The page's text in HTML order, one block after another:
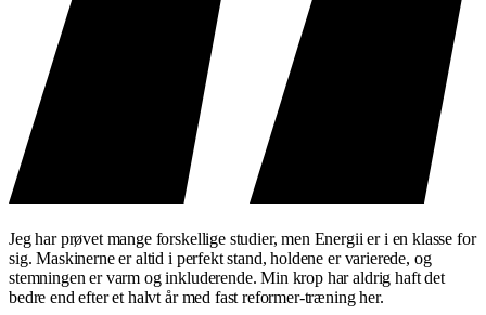
Jeg har prøvet mange forskellige studier, men Energii er i en klasse for
sig. Maskinerne er altid i perfekt stand, holdene er varierede, og
stemningen er varm og inkluderende. Min krop har aldrig haft det
bedre end efter et halvt år med fast reformer-træning her.